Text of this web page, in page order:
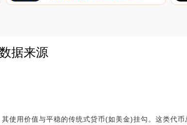
据来源
使用价值与平稳的传统式贷币(如美金)挂勾。这类代